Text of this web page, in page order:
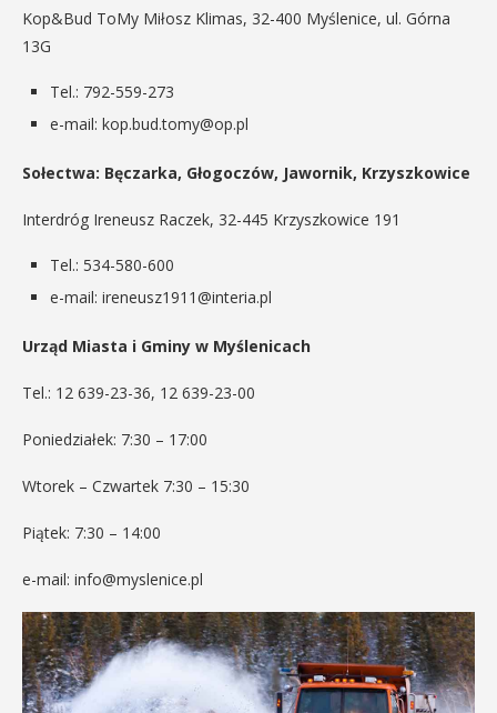
Kop&Bud ToMy Miłosz Klimas, 32-400 Myślenice, ul. Górna
13G
Tel.: 792-559-273
e-mail: kop.bud.tomy@op.pl
Sołectwa: Bęczarka, Głogoczów, Jawornik, Krzyszkowice
Interdróg Ireneusz Raczek, 32-445 Krzyszkowice 191
Tel.: 534-580-600
e-mail: ireneusz1911@interia.pl
Urząd Miasta i Gminy w Myślenicach
Tel.: 12 639-23-36, 12 639-23-00
Poniedziałek: 7:30 – 17:00
Wtorek – Czwartek 7:30 – 15:30
Piątek: 7:30 – 14:00
e-mail: info@myslenice.pl